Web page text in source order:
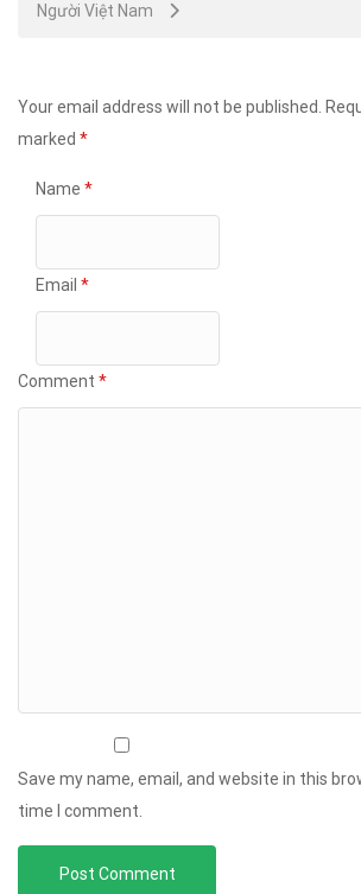
Người Việt Nam
Your email address will not be published.
marked *
Name *
Email *
Comment *
Save my name, email, and website in this
time I comment.